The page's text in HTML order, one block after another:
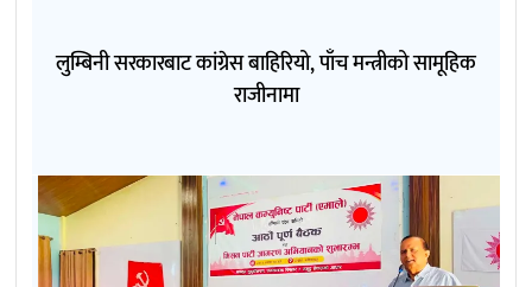
लुम्बिनी सरकारबाट कांग्रेस बाहिरियो, पाँच मन्त्रीको सामूहिक
राजीनामा